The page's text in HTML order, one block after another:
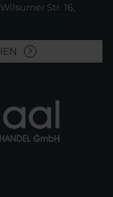
Str. 16,